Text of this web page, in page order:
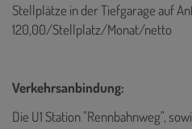
Stellplätze in der Tiefgarage auf
120,00/Stellplatz/Monat/netto
Verkehrsanbindung:
Die U1 Station "Rennbahnweg",